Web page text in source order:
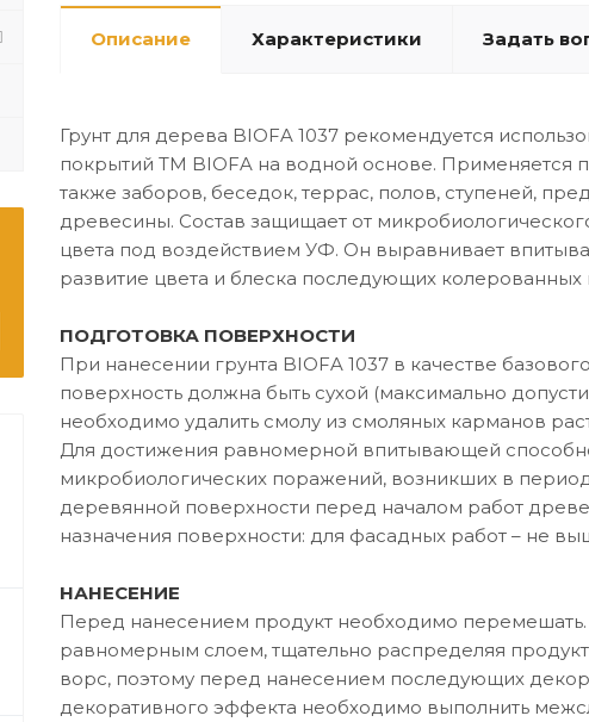
Описание Характеристики Задать
Грунт для дерева BIOFA 1037 рекомендуется
покрытий ТМ BIOFA на водной основе. Применяется
также заборов, беседок, террас, полов, ступеней,
древесины. Состав защищает от
цвета под воздействием УФ. Он выравнивает
развитие цвета и блеска последующих
ПОДГОТОВКА ПОВЕРХНОСТИ
При нанесении грунта BIOFA 1037 в качестве
поверхность должна быть сухой (максимально
необходимо удалить смолу из смоляных карманов
Для достижения равномерной впитывающей
микробиологических поражений, возникших в
деревянной поверхности перед началом работ
назначения поверхности: для фасадных работ – не
НАНЕСЕНИЕ
Перед нанесением продукт необходимо
равномерным слоем, тщательно распределяя
ворс, поэтому перед нанесением последующих
декоративного эффекта необходимо выполнить